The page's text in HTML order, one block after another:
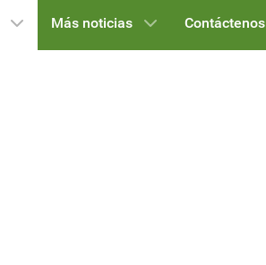
Más noticias Contáctenos